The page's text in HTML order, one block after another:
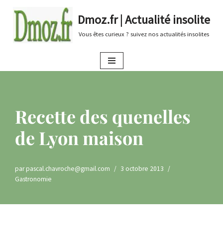
au
Dmoz.fr | Actualité insolite
Vous êtes curieux ? suivez nos actualités insolites
Recette des quenelles
de Lyon maison
parpascal.chavroche@gmail.com
3 octobre 2013
Gastronomie